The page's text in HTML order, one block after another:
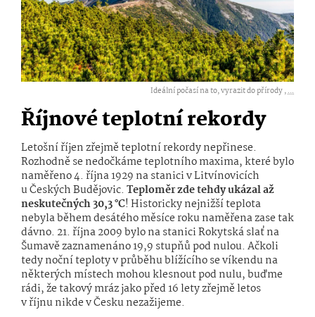
Ideální počasí na to, vyrazit do přírody ,...
Říjnové teplotní rekordy
Letošní říjen zřejmě teplotní rekordy nepřinese.
Rozhodně se nedočkáme teplotního maxima, které bylo
naměřeno 4. října 1929 na stanici v Litvínovicích
u Českých Budějovic. Teploměr zde tehdy ukázal až
neskutečných 30,3 °C! Historicky nejnižší teplota
nebyla během desátého měsíce roku naměřena zase tak
dávno. 21. října 2009 bylo na stanici Rokytská slať na
Šumavě zaznamenáno 19,9 stupňů pod nulou. Ačkoli
tedy noční teploty v průběhu blížícího se víkendu na
některých místech mohou klesnout pod nulu, buďme
rádi, že takový mráz jako před 16 lety zřejmě letos
v říjnu nikde v Česku nezažijeme.